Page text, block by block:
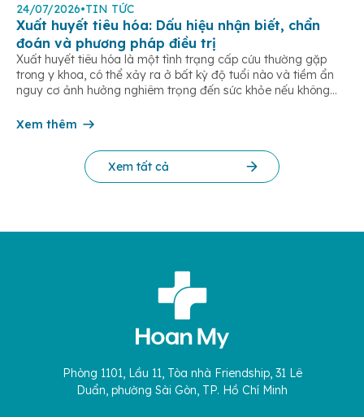
24/07/2026•TIN TỨC
Xuất huyết tiêu hóa: Dấu hiệu nhận biết, chẩn
đoán và phương pháp điều trị
Xuất huyết tiêu hóa là một tình trạng cấp cứu thường gặp
trong y khoa, có thể xảy ra ở bất kỳ độ tuổi nào và tiềm ẩn
nguy cơ ảnh hưởng nghiêm trọng đến sức khỏe nếu không
hiểu rõ […]
Xem thêm
Xem tất cả
Phòng 1101, Lầu 11, Tòa nhà Friendship, 31 Lê
Duẩn, phường Sài Gòn, TP. Hồ Chí Minh